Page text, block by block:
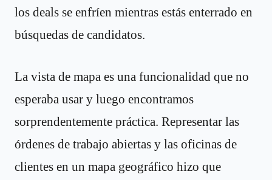
los deals se enfríen mientras estás enterrado en
búsquedas de candidatos.
La vista de mapa es una funcionalidad que no
esperaba usar y luego encontramos
sorprendentemente práctica. Representar las
órdenes de trabajo abiertas y las oficinas de
clientes en un mapa geográfico hizo que